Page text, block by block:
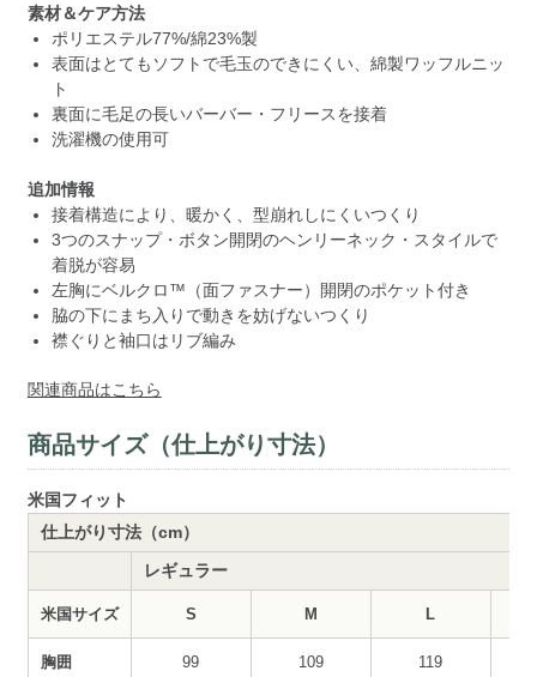
素材＆ケア方法
ポリエステル77%/綿23%製
表面はとてもソフトで毛玉のできにくい、綿製ワッフルニッ
ト
裏面に毛足の長いバーバー・フリースを接着
洗濯機の使用可
追加情報
接着構造により、暖かく、型崩れしにくいつくり
3つのスナップ・ボタン開閉のヘンリーネック・スタイルで
着脱が容易
左胸にベルクロ™（面ファスナー）開閉のポケット付き
脇の下にまち入りで動きを妨げないつくり
襟ぐりと袖口はリブ編み
関連商品はこちら
商品サイズ（仕上がり寸法）
米国フィット
仕上がり寸法（cm）
レギュラー
米国サイズ S M L
胸囲 99 109 119